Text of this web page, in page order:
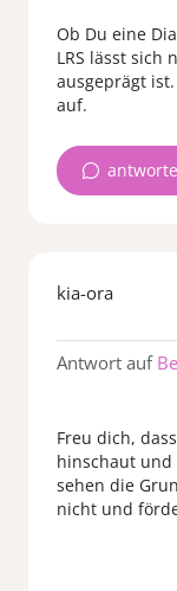
Ob Du eine
LRS lässt sich
ausgeprägt
kia-ora
Antwort auf
Freu dich,
hinschaut und
sehen die
nicht und